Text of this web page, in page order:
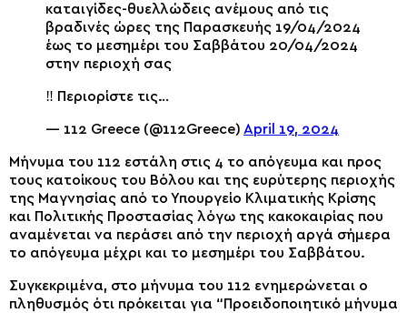
καταιγίδες-θυελλώδεις ανέμους από τις
βραδινές ώρες της Παρασκευής 19/04/2024
έως το μεσημέρι του Σαββάτου 20/04/2024
στην περιοχή σας
‼️ Περιορίστε τις…
— 112 Greece (@112Greece) April 19, 2024
Μήνυμα του 112 εστάλη στις 4 το απόγευμα και προς
τους κατοίκους του Βόλου και της ευρύτερης περιοχής
της Μαγνησίας από το Υπουργείο Κλιματικής Κρίσης
και Πολιτικής Προστασίας λόγω της κακοκαιρίας που
αναμένεται να περάσει από την περιοχή αργά σήμερα
το απόγευμα μέχρι και το μεσημέρι του Σαββάτου.
Συγκεκριμένα, στο μήνυμα του 112 ενημερώνεται ο
πληθυσμός ότι πρόκειται για “Προειδοποιητικό μήνυμα